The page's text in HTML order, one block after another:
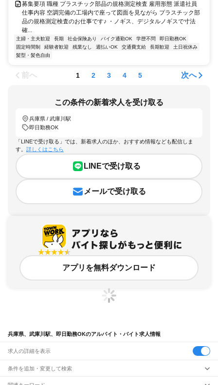
募集要項 職種 プラスチック部品の規格測定検査 雇用形態 派遣社員
仕事内容 空調完備の工場内で座って図面を見ながら プラスチック部
品の規格測定検査のお仕事です♪ ・ノギス、デジタルノギスで寸法
確...
主婦・主夫歓迎 長期 社会保険あり バイク通勤OK 学歴不問
即日勤務OK
固定時間制
経験者歓迎 残業なし 週払いOK 交通費支給 長期歓迎
土日祝休み
髪型・髪色自由
前へ 1 2 3 4 5 次へ
この条件の新着求人を受け取る
兵庫県 / 武庫川駅
即日勤務OK
「LINEで受け取る」では、新着求人のほか、おすすめ情報なども配信しま
す。 詳しくはこちら
LINEで受け取る
メールで受け取る
アプリを無料ダウンロード
兵庫県、武庫川駅、即日勤務OKのアルバイト・バイト求人情報
求人の詳細を表示
条件を追加・変更して検索